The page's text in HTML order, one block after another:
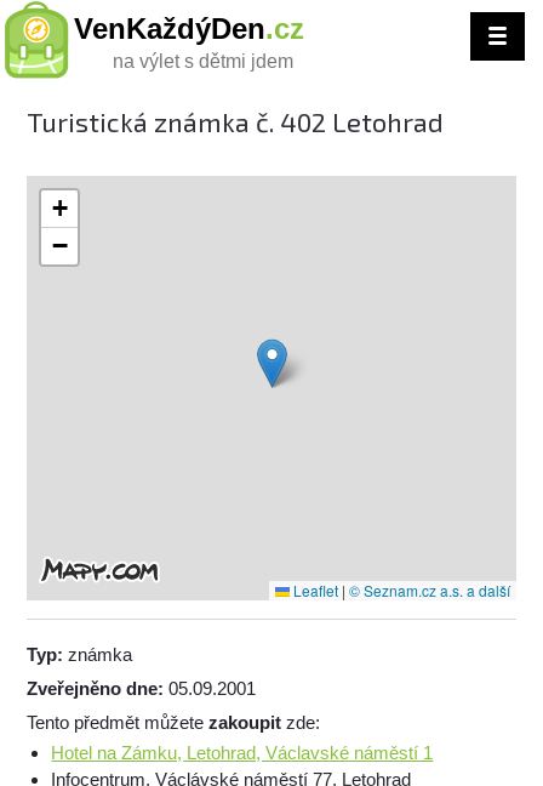
VenKaždýDen.cz
na výlet s dětmi jdem
Turistická známka č. 402 Letohrad
+
−
Leaflet | © Seznam.cz a.s. a další
Typ:známka
Zveřejněno dne:05.09.2001
Tento předmět můžetezakoupit zde:
Hotel na Zámku, Letohrad, Václavské náměstí 1
Infocentrum, Václávské náměstí 77, Letohrad